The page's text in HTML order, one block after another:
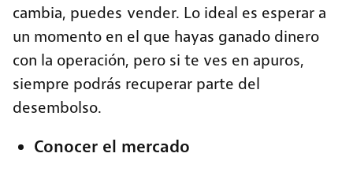
cambia, puedes vender. Lo ideal es esperar a
un momento en el que hayas ganado dinero
con la operación, pero si te ves en apuros,
siempre podrás recuperar parte del
desembolso.
Conocer el mercado